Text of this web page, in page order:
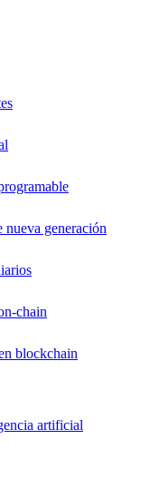
nueva generación
chain
blockchain
artificial